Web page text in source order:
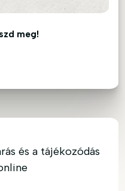
meg!
és a tájékozódás